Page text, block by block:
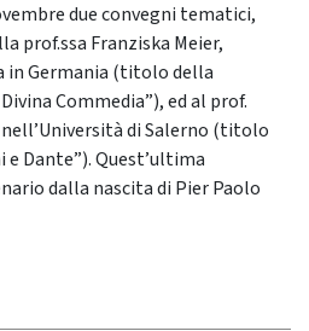
due convegni tematici,
prof.ssa Franziska Meier,
in Germania (titolo della
Commedia”), ed al prof.
di Salerno (titolo
Dante”). Quest’ultima
dalla nascita di Pier Paolo